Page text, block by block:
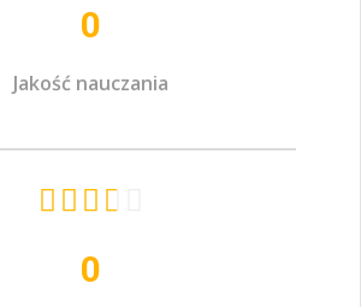
Jakość nauczania
0
   
0